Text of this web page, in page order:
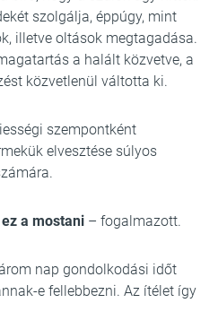
szolgálja, éppúgy, mint
illetve oltások megtagadása.
a halált közvetve, a
közvetlenül váltotta ki.
szempontként
elvesztése súlyos
a mostani – fogalmazott.
nap gondolkodási időt
e fellebbezni. Az ítélet így